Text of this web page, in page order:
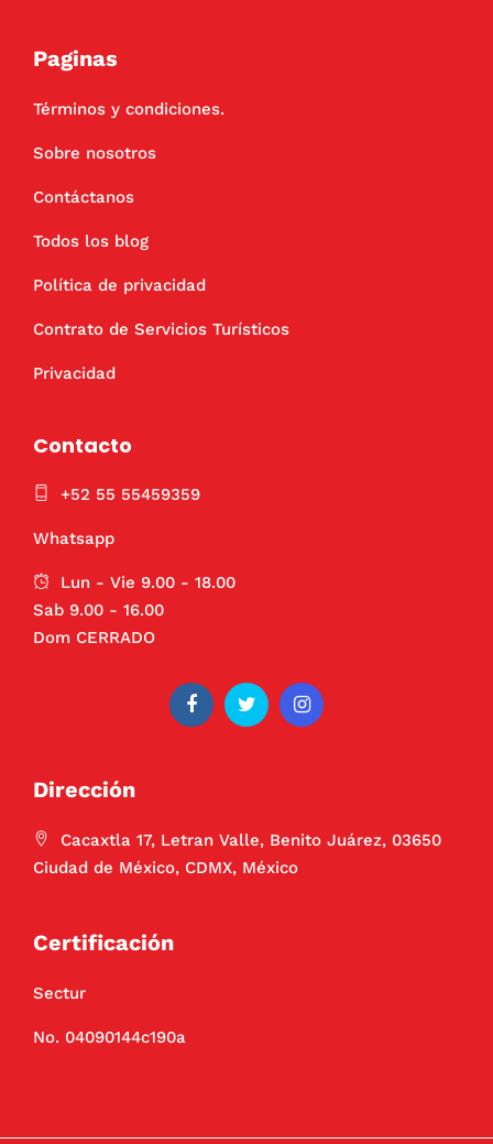
Paginas
Términos y condiciones.
Sobre nosotros
Contáctanos
Todos los blog
Política de privacidad
Contrato de Servicios Turísticos
Privacidad
Contacto
+52 55 55459359
Whatsapp
Lun - Vie 9.00 - 18.00
Sab 9.00 - 16.00
Dom CERRADO
Dirección
Cacaxtla 17, Letran Valle, Benito Juárez, 03650
Ciudad de México, CDMX, México
Certificación
Sectur
No. 04090144c190a